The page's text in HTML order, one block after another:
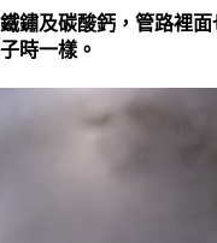
鏽及碳酸鈣，管路裡
時一樣。